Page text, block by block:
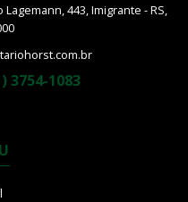
443, Imigrante - RS,
3754-1083